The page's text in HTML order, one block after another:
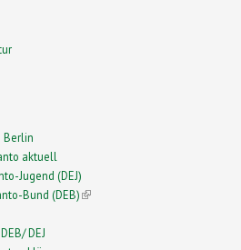
Berlin
aktuell
Jugend (DEJ)
Bund (DEB)(link is external)
DEJ